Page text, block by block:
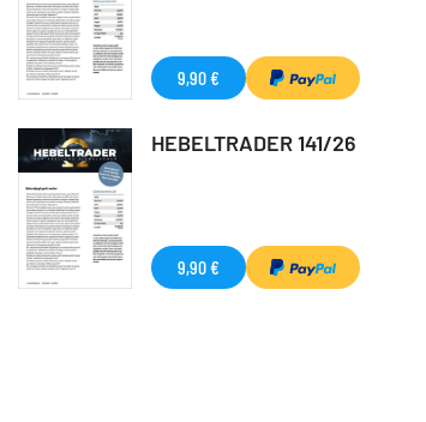
9,90 €
HEBELTRADER 141/26
9,90 €